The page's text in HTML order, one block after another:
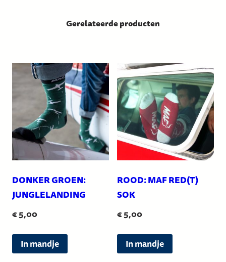
Gerelateerde producten
DONKER GROEN:
JUNGLELANDING
€5,00
In mandje
Dit
ROOD: MAF RED(T)
SOK
€5,00
In mandje
Dit